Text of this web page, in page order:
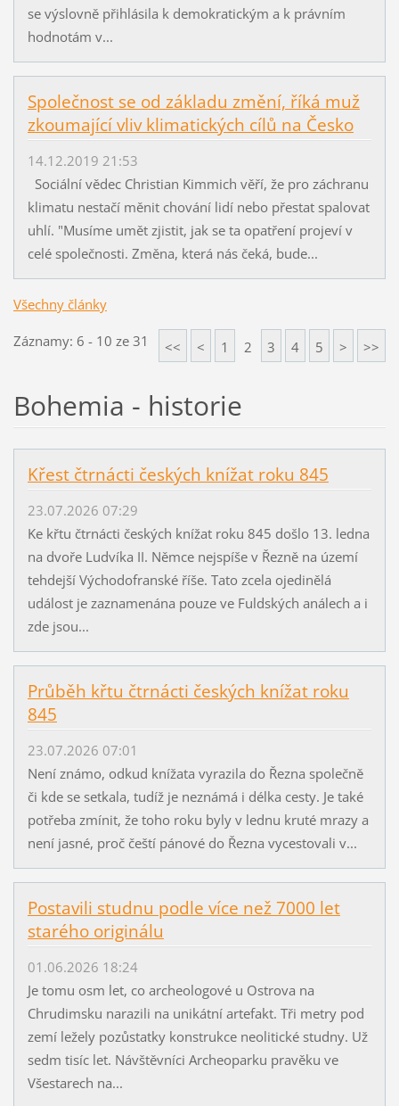
se výslovně přihlásila k demokratickým a k právním
hodnotám v...
Společnost se od základu změní, říká muž
zkoumající vliv klimatických cílů na Česko
14.12.2019 21:53
Sociální vědec Christian Kimmich věří, že pro záchranu
klimatu nestačí měnit chování lidí nebo přestat spalovat
uhlí. "Musíme umět zjistit, jak se ta opatření projeví v
celé společnosti. Změna, která nás čeká, bude...
Všechny články
Záznamy: 6 - 10 ze 31 << < 1 2 3 4 5 > >>
Bohemia - historie
Křest čtrnácti českých knížat roku 845
23.07.2026 07:29
Ke křtu čtrnácti českých knížat roku 845 došlo 13. ledna
na dvoře Ludvíka II. Němce nejspíše v Řezně na území
tehdejší Východofranské říše. Tato zcela ojedinělá
událost je zaznamenána pouze ve Fuldských análech a i
zde jsou...
Průběh křtu čtrnácti českých knížat roku
845
23.07.2026 07:01
Není známo, odkud knížata vyrazila do Řezna společně
či kde se setkala, tudíž je neznámá i délka cesty. Je také
potřeba zmínit, že toho roku byly v lednu kruté mrazy a
není jasné, proč čeští pánové do Řezna vycestovali v...
Postavili studnu podle více než 7000 let
starého originálu
01.06.2026 18:24
Je tomu osm let, co archeologové u Ostrova na
Chrudimsku narazili na unikátní artefakt. Tři metry pod
zemí ležely pozůstatky konstrukce neolitické studny. Už
sedm tisíc let. Návštěvníci Archeoparku pravěku ve
Všestarech na...